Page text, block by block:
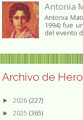
Antonia
Antonia
1994) fue
del evento
Archivo de
► 2026 (227)
► 2025 (365)